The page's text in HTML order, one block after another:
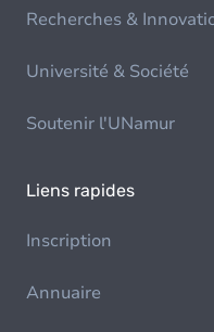
Recherches &
Université & Société
Soutenir l'UNamur
Liens rapides
Inscription
Annuaire